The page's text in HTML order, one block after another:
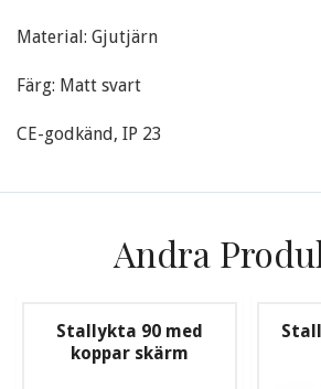
Material: Gjutjärn
Färg: Matt svart
CE-godkänd, IP 23
Andra
Stallykta 90 med
koppar skärm